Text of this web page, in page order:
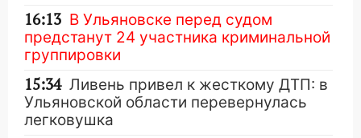
16:13 В Ульяновске перед судом
предстанут 24 участника криминальной
группировки
15:34 Ливень привел к жесткому ДТП: в
Ульяновской области перевернулась
легковушка